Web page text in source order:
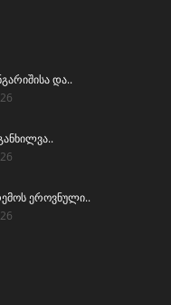
და..
ეროვნული..